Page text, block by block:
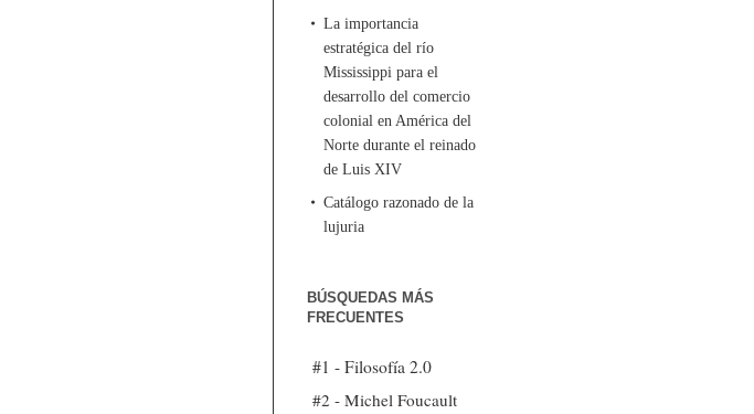
La importancia
estratégica del río
Mississippi para el
desarrollo del comercio
colonial en América del
Norte durante el reinado
de Luis XIV
Catálogo razonado de la
lujuria
BÚSQUEDAS MÁS
FRECUENTES
#1 - Filosofía 2.0
#2 - Michel Foucault